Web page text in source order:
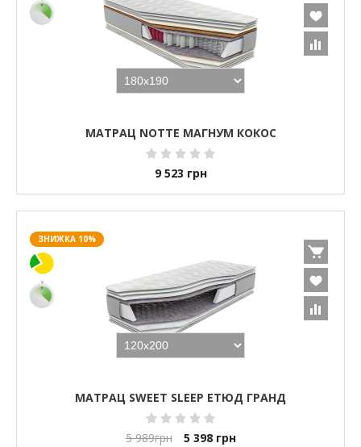
МАТРАЦ NOTTE МАГНУМ КОКОС
9 523 грн
ЗНИЖКА 10%
МАТРАЦ SWEET SLEEP ЕТЮД ГРАНД
5 989грн 5 398 грн